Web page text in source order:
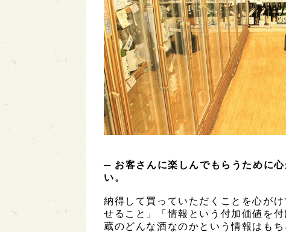
─ お客さんに楽しんでもらうために
い。
納得して買っていただくことを心が
せること」「情報という付加価値を
蔵のどんな酒なのかという情報はも